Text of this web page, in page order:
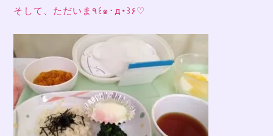
そして、ただいま٩꒰๑･д･꒱۶♡